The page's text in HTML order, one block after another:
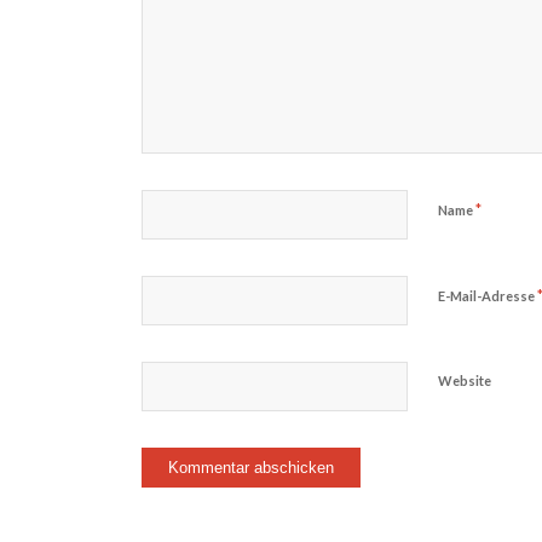
Name*
E-Mail-Adresse
Website